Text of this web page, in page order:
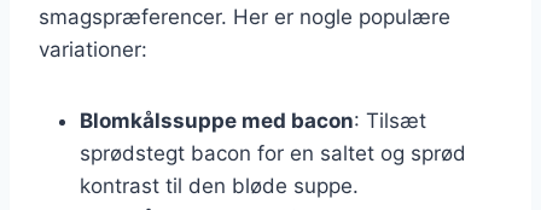
smagspræferencer. Her er nogle populære
variationer:
Blomkålssuppe med bacon: Tilsæt
sprødstegt bacon for en saltet og sprød
kontrast til den bløde suppe.